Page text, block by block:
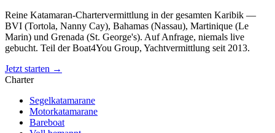
Reine Katamaran-Chartervermittlung in der gesamten Karibik —
BVI (Tortola, Nanny Cay), Bahamas (Nassau), Martinique (Le
Marin) und Grenada (St. George's). Auf Anfrage, niemals live
gebucht. Teil der Boat4You Group, Yachtvermittlung seit 2013.
Jetzt starten →
Charter
Segelkatamarane
Motorkatamarane
Bareboat